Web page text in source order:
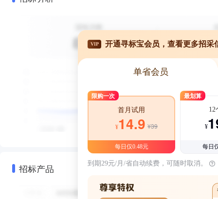
招标产品
VIP 开通寻标宝会员，查看更多招采
单省会员
限购一次
首月试用
¥14.9 ¥39
每日仅0.48元
最划算
12
¥
每日
到期29元/月/省自动续费，可随时取消。